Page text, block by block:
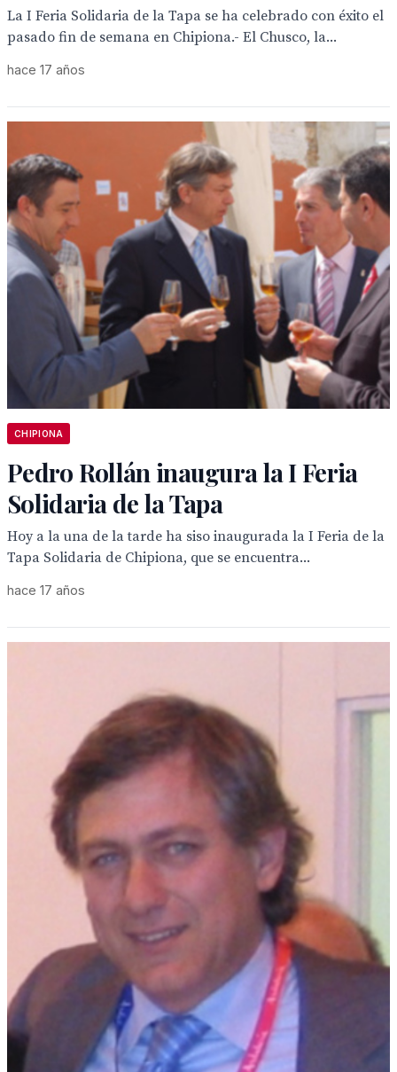
La I Feria Solidaria de la Tapa se ha celebrado con éxito el
pasado fin de semana en Chipiona.- El Chusco, la...
hace 17 años
CHIPIONA
Pedro Rollán inaugura la I Feria
Solidaria de la Tapa
Hoy a la una de la tarde ha siso inaugurada la I Feria de la
Tapa Solidaria de Chipiona, que se encuentra...
hace 17 años